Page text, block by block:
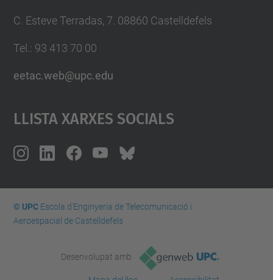
C. Esteve Terradas, 7. 08860 Castelldefels
Tel.: 93 413 70 00
eetac.web@upc.edu
Llista Xarxes Socials
© UPCEscola d'Enginyeria de Telecomunicació i
Aeroespacial de Castelldefels
Desenvolupat amb